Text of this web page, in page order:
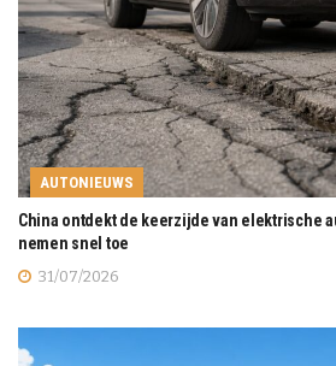
AUTONIEUWS
China ontdekt de keerzijde van elektrische
nemen snel toe
31/07/2026